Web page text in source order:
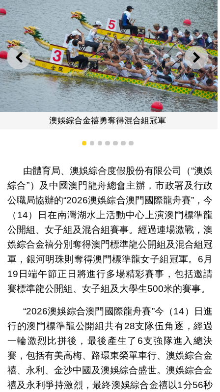
上一則 下一
澳娛綜合金禧於標準龍公開
1 2 3 4 5 6 7
由體育局、澳娛綜合度假股份有限公司（“澳娛
綜合”）及中國澳門龍舟總會主辦，市政署及行政
公職局協辦的“2026澳娛綜合澳門國際龍舟賽”，今
（14）日在南灣湖水上活動中心上演澳門標準龍
公開組、女子組及混合組賽事。經過連場激戰，澳
娛綜合金禧分別奪得澳門標準龍公開組及混合組冠
軍，銀河明珠則奪得澳門標準龍女子組冠軍。6月
19日端午節正日將進行多場精彩賽事，包括邀請
賽標準龍公開組、女子組及大學生500米的賽事。
“2026澳娛綜合澳門國際龍舟賽”今（14）日進
行的澳門標準龍公開組共有28支隊伍角逐，經過
一輪激烈比拼後，最後產生了6支強隊進入總決
賽，包括有美高梅、路環東榮單車行、澳娛綜合金
禧、永利、金沙中國及澳娛綜合盛世。澳娛綜合金
禧及永利爭持激烈，最終澳娛綜合金禧以1分56秒